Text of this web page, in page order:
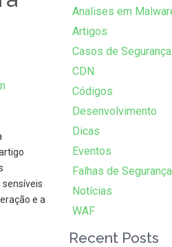
e a
Analises em
Artigos
Casos de Segurança
CDN
Códigos
Desenvolvimento
Dicas
Eventos
Falhas de Segurança
Notícias
WAF
Recent Posts